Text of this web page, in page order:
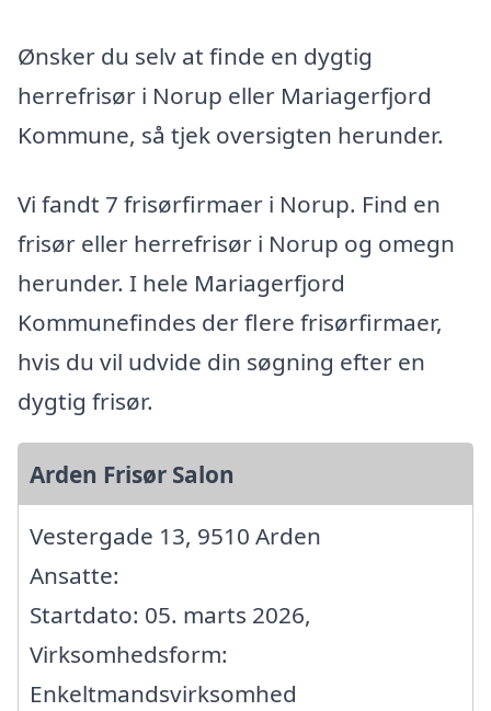
Ønsker du selv at finde en dygtig
herrefrisør i Norup eller Mariagerfjord
Kommune, så tjek oversigten herunder.
Vi fandt 7 frisørfirmaer i Norup. Find en
frisør eller herrefrisør i Norup og omegn
herunder. I hele Mariagerfjord
Kommunefindes der flere frisørfirmaer,
hvis du vil udvide din søgning efter en
dygtig frisør.
Arden Frisør Salon
Vestergade 13, 9510 Arden
Ansatte:
Startdato: 05. marts 2026,
Virksomhedsform:
Enkeltmandsvirksomhed